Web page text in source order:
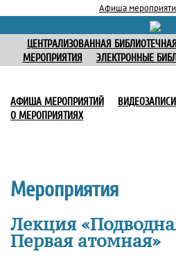
Афиша
ЦЕНТРАЛИЗОВАННАЯ
МЕРОПРИЯТИЯ
ЭЛЕКТРОННЫЕ
АФИША МЕРОПРИЯТИЙ ВИДЕОЗАПИСИ
О МЕРОПРИЯТИЯХ
Мероприятия
Лекция
Первая атомная»